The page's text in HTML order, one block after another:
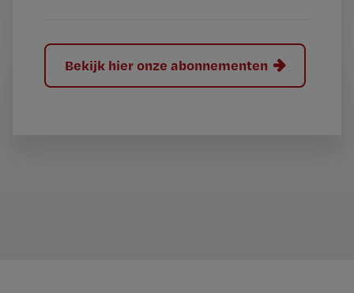
Bekijk hier onze abonnementen